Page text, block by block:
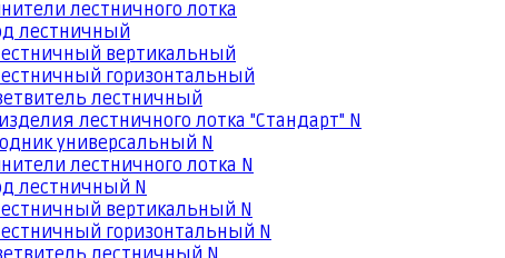
лестничного лотка
лестничный
вертикальный
горизонтальный
лестничный
лестничного лотка "Стандарт" N
универсальный N
лестничного лотка N
лестничный N
вертикальный N
горизонтальный N